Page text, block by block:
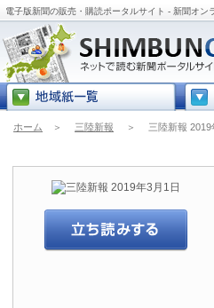
電子版新聞の販売・購読ポータルサイト - 新聞オン
ホーム ＞ 三陸新報 ＞ 三陸新報 2019